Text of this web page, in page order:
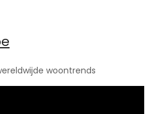
woontrends